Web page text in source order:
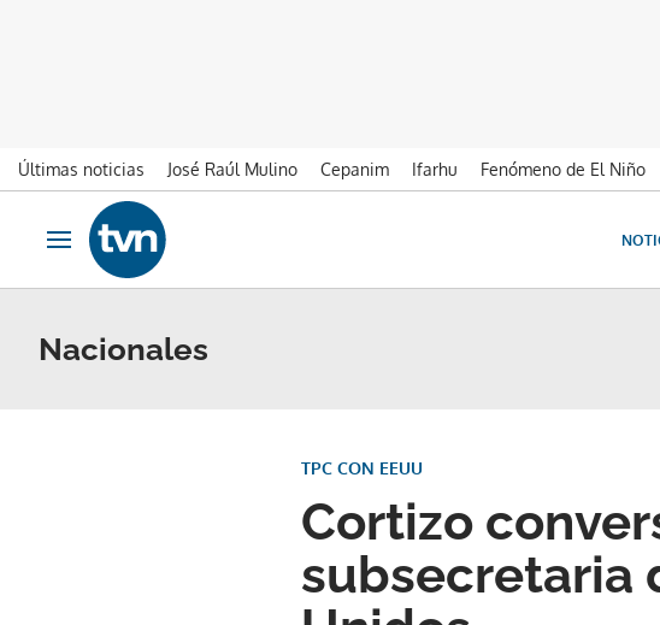
Últimas noticias José Raúl Mulino Cepanim Ifarhu Fenómeno de El Niño
Ir al contenido
Obrir navegació
Nacionales
Cortizo
subsecretaria
TPC CON EEUU